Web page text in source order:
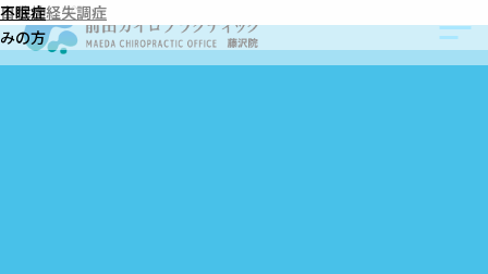
症例別アプローチカテゴリ:
みの方
アレルギー体質
頻繫な風邪
パニック障害
イライラ
不安感
ナルコレプシー
うつ病
自律神経失調症
不眠症